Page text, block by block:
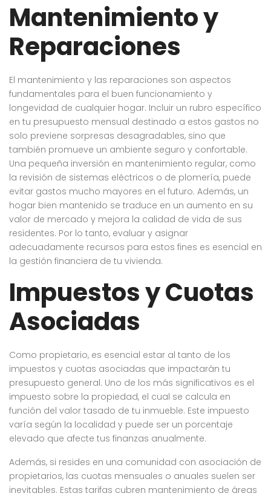
Mantenimiento y
Reparaciones
El mantenimiento y las reparaciones son aspectos
fundamentales para el buen funcionamiento y
longevidad de cualquier hogar. Incluir un rubro específico
en tu presupuesto mensual destinado a estos gastos no
solo previene sorpresas desagradables, sino que
también promueve un ambiente seguro y confortable.
Una pequeña inversión en mantenimiento regular, como
la revisión de sistemas eléctricos o de plomería, puede
evitar gastos mucho mayores en el futuro. Además, un
hogar bien mantenido se traduce en un aumento en su
valor de mercado y mejora la calidad de vida de sus
residentes. Por lo tanto, evaluar y asignar
adecuadamente recursos para estos fines es esencial en
la gestión financiera de tu vivienda.
Impuestos y Cuotas
Asociadas
Como propietario, es esencial estar al tanto de los
impuestos y cuotas asociadas que impactarán tu
presupuesto general. Uno de los más significativos es el
impuesto sobre la propiedad, el cual se calcula en
función del valor tasado de tu inmueble. Este impuesto
varía según la localidad y puede ser un porcentaje
elevado que afecte tus finanzas anualmente.
Además, si resides en una comunidad con asociación de
propietarios, las cuotas mensuales o anuales suelen ser
inevitables. Estas tarifas cubren mantenimiento de áreas